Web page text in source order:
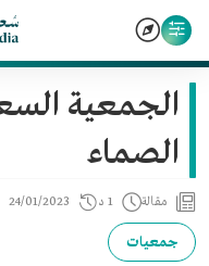
الجمعية
الصماء
مقالة 1 د 24/01/2023
جمعيات